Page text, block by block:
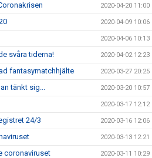
2020-04-20 11:00
2020-04-09 10:06
2020-04-06 10:13
svåra tiderna! 2020-04-02 12:23
fantasymatchhjälte 2020-03-27 20:25
tänkt sig... 2020-03-20 10:57
2020-03-17 12:12
24/3 2020-03-16 12:06
2020-03-13 12:21
coronaviruset 2020-03-11 10:29